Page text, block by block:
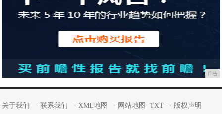
广告
关于我们 -联系我们 -XML地图 - 网站地图 TXT - 版权声明